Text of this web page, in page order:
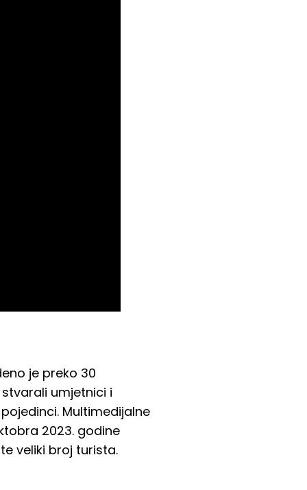
je preko 30
umjetnici i
Multimedijalne
2023. godine
veliki broj turista.